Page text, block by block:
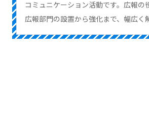
コミュニケーション活動です。広報の
広報部門の設置から強化まで、幅広く